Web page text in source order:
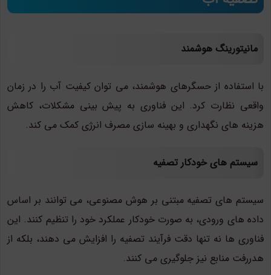
مانیتورینگ هوشمند
با استفاده از حسگرهای هوشمند، می توان کیفیت آب را در زمان
واقعی نظارت کرد. این فناوری به پیش بینی مشکلات، کاهش
هزینه های نگهداری و بهینه سازی مصرف انرژی کمک می کند.
سیستم های خودکار تصفیه
سیستم های تصفیه مبتنی بر هوش مصنوعی، می توانند بر اساس
داده های ورودی، به صورت خودکار عملکرد خود را تنظیم کنند. این
فناوری ها نه تنها دقت فرآیند تصفیه را افزایش می دهند، بلکه از
هدررفت منابع نیز جلوگیری می کنند.